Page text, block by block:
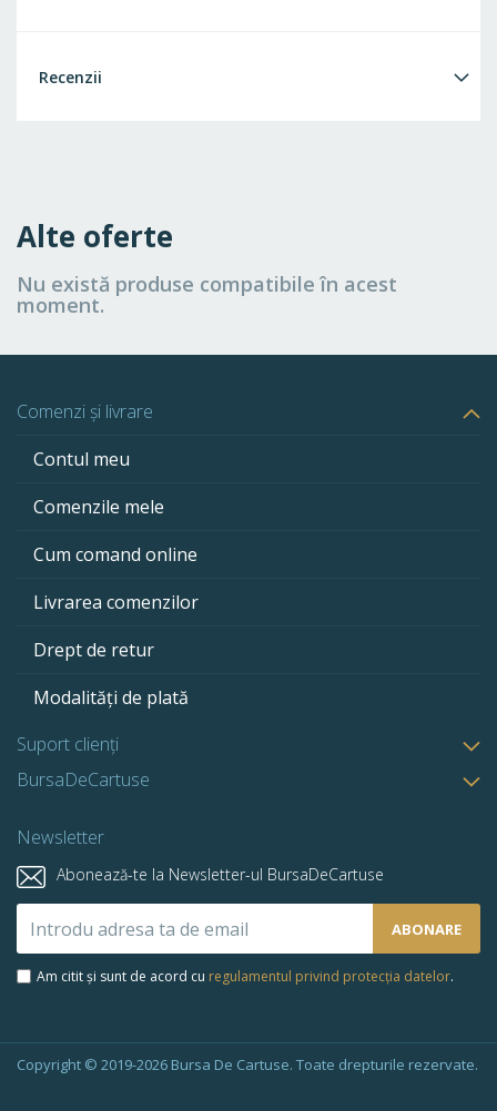
Recenzii
Alte oferte
Nu există produse compatibile în acest
moment.
Comenzi și livrare
Contul meu
Comenzile mele
Cum comand online
Livrarea comenzilor
Drept de retur
Modalități de plată
Suport clienți
BursaDeCartuse
Newsletter
Abonează-te la Newsletter-ul BursaDeCartuse
la
newsletter-
ABONARE
Am citit și sunt de acord cu regulamentul privind protecția datelor.
Copyright © 2019-2026 Bursa De Cartuse. Toate drepturile rezervate.